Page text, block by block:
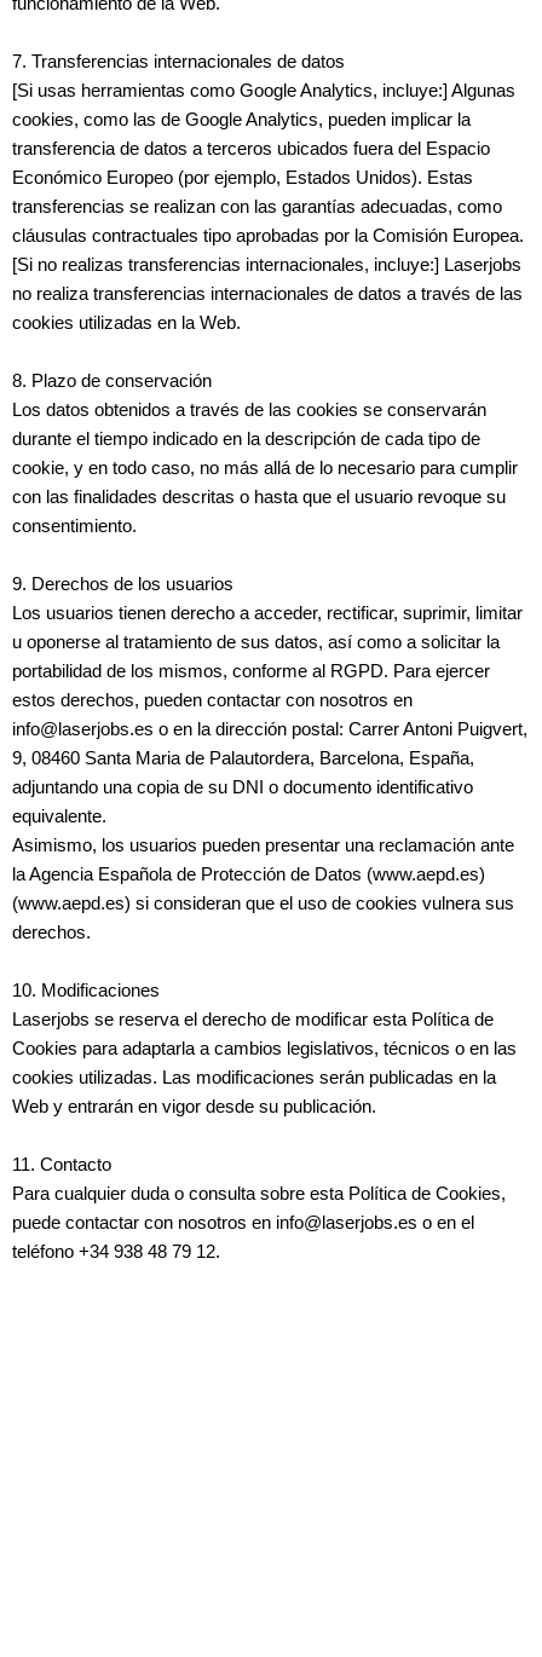
7. Transferencias internacionales de datos
[Si usas herramientas como Google Analytics, incluye:] Algunas
cookies, como las de Google Analytics, pueden implicar la
transferencia de datos a terceros ubicados fuera del Espacio
Económico Europeo (por ejemplo, Estados Unidos). Estas
transferencias se realizan con las garantías adecuadas, como
cláusulas contractuales tipo aprobadas por la Comisión Europea.
[Si no realizas transferencias internacionales, incluye:] Laserjobs
no realiza transferencias internacionales de datos a través de las
cookies utilizadas en la Web.
8. Plazo de conservación
Los datos obtenidos a través de las cookies se conservarán
durante el tiempo indicado en la descripción de cada tipo de
cookie, y en todo caso, no más allá de lo necesario para cumplir
con las finalidades descritas o hasta que el usuario revoque su
consentimiento.
9. Derechos de los usuarios
Los usuarios tienen derecho a acceder, rectificar, suprimir, limitar
u oponerse al tratamiento de sus datos, así como a solicitar la
portabilidad de los mismos, conforme al RGPD. Para ejercer
estos derechos, pueden contactar con nosotros en
info@laserjobs.es o en la dirección postal: Carrer Antoni Puigvert,
9, 08460 Santa Maria de Palautordera, Barcelona, España,
adjuntando una copia de su DNI o documento identificativo
equivalente.
Asimismo, los usuarios pueden presentar una reclamación ante
la Agencia Española de Protección de Datos (www.aepd.es)
(www.aepd.es) si consideran que el uso de cookies vulnera sus
derechos.
10. Modificaciones
Laserjobs se reserva el derecho de modificar esta Política de
Cookies para adaptarla a cambios legislativos, técnicos o en las
cookies utilizadas. Las modificaciones serán publicadas en la
Web y entrarán en vigor desde su publicación.
11. Contacto
Para cualquier duda o consulta sobre esta Política de Cookies,
puede contactar con nosotros en info@laserjobs.es o en el
teléfono +34 938 48 79 12.